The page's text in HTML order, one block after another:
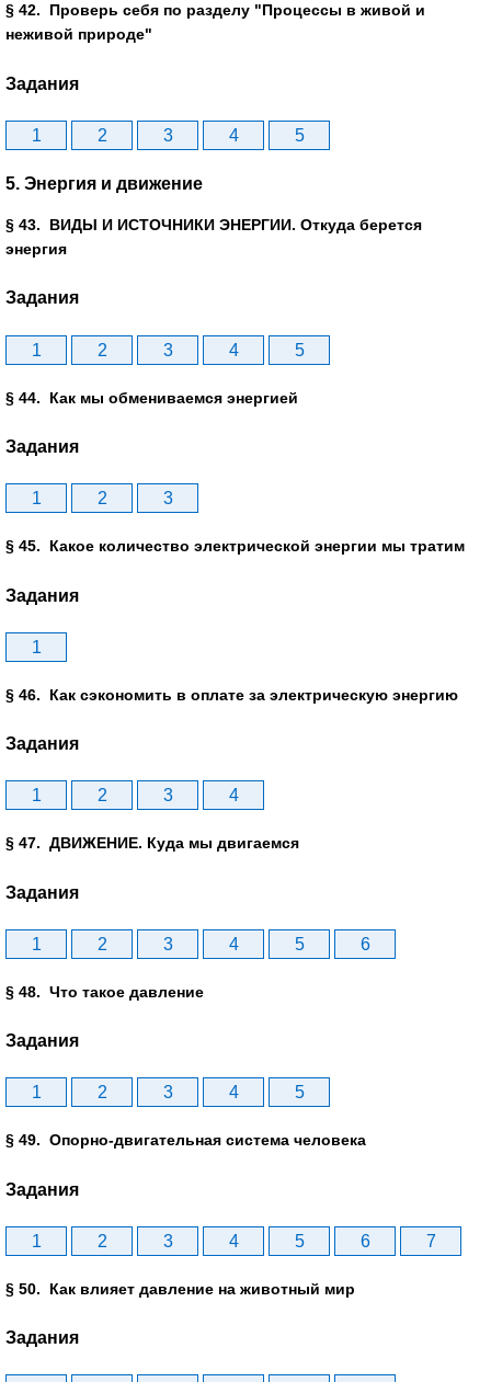
§ 42. Проверь себя по разделу "Процессы в живой и
неживой природе"
Задания
1 2 3 4 5
5. Энергия и движение
§ 43. ВИДЫ И ИСТОЧНИКИ ЭНЕРГИИ. Откуда берется
энергия
Задания
1 2 3 4 5
§ 44. Как мы обмениваемся энергией
Задания
1 2 3
§ 45. Какое количество электрической энергии мы тратим
Задания
1
§ 46. Как сэкономить в оплате за электрическую энергию
Задания
1 2 3 4
§ 47. ДВИЖЕНИЕ. Куда мы двигаемся
Задания
1 2 3 4 5 6
§ 48. Что такое давление
Задания
1 2 3 4 5
§ 49. Опорно-двигательная система человека
Задания
1 2 3 4 5 6 7
§ 50. Как влияет давление на животный мир
Задания